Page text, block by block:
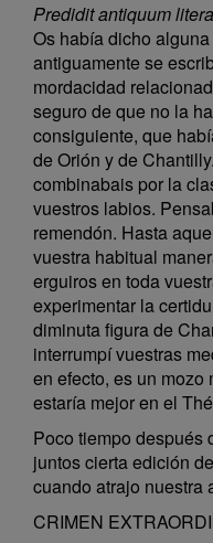
Predidit antiquum
Os había dicho
antiguamente se
mordacidad
seguro de que no la
consiguiente, que
de Orión y de
combinabais por la
vuestros labios.
remendón. Hasta
vuestra habitual
erguiros en toda
experimentar la
diminuta figura de
interrumpí vuestras
en efecto, es un
estaría mejor en el
Poco tiempo después
juntos cierta edición
cuando atrajo nuestra
CRIMEN